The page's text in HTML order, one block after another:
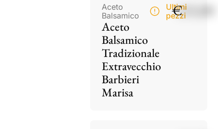
Aceto
Balsamico
Aceto
Balsamico
Tradizionale
Extravecchio
Barbieri
Marisa
Ultimi
pezzi
€115,00